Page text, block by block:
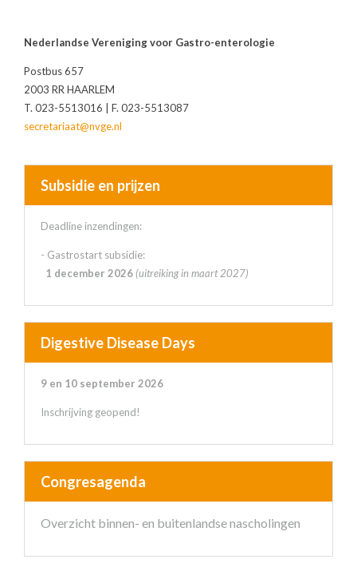
Nederlandse Vereniging voor Gastro-enterologie
Postbus 657
2003 RR HAARLEM
T. 023-5513016 | F. 023-5513087
secretariaat@nvge.nl
Subsidie en prijzen
Deadline inzendingen:
- Gastrostart subsidie:
1 december 2026 (uitreiking in maart 2027)
Digestive Disease Days
9 en 10 september 2026
Inschrijving geopend!
Congresagenda
Overzicht binnen- en buitenlandse nascholingen